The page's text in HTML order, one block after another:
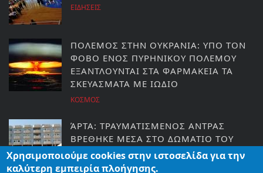
ΕΙΔΗΣΕΙΣ
ΠΟΛΕΜΟΣ ΣΤΗΝ ΟΥΚΡΑΝΙΑ: ΥΠΟ ΤΟΝ
ΦΟΒΟ ΕΝΟΣ ΠΥΡΗΝΙΚΟΥ ΠΟΛΕΜΟΥ
ΕΞΑΝΤΛΟΥΝΤΑΙ ΣΤΑ ΦΑΡΜΑΚΕΙΑ ΤΑ
ΣΚΕΥΑΣΜΑΤΑ ΜΕ ΙΩΔΙΟ
ΚΟΣΜΟΣ
ΆΡΤΑ: ΤΡΑΥΜΑΤΙΣΜΕΝΟΣ ΑΝΤΡΑΣ
ΒΡΕΘΗΚΕ ΜΕΣΑ ΣΤΟ ΔΩΜΑΤΙΟ ΤΟΥ
ΕΙΔΗΣΕΙΣ
Χρησιμοποιούμε cookies στην ιστοσελίδα για την
καλύτερη εμπειρία πλοήγησης.